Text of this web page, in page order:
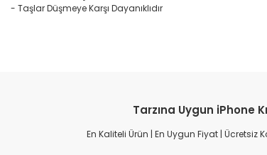
- Taşlar Düşmeye Karşı Dayanıklıdır
Tarzına Uygun iPhone
En Kaliteli Ürün | En Uygun Fiyat | Ücretsiz